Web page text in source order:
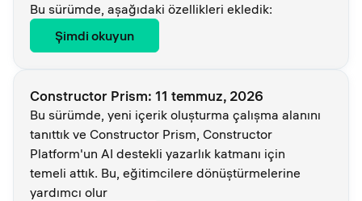
Bu sürümde, aşağıdaki özellikleri ekledik:
Şimdi okuyun
Constructor Prism: 11 temmuz, 2026
Bu sürümde, yeni içerik oluşturma çalışma alanını
tanıttık ve Constructor Prism, Constructor
Platform'un AI destekli yazarlık katmanı için
temeli attık. Bu, eğitimcilere dönüştürmelerine
yardımcı olur